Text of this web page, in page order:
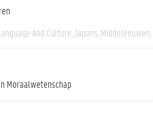
And Culture Japans Middeleeuwen
Moraalwetenschap